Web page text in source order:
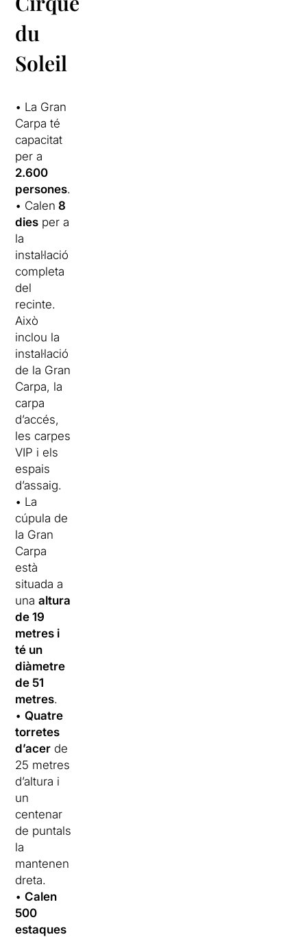
du
Soleil
• La Gran
Carpa té
capacitat
per a
2.600
persones.
• Calen 8
dies per a
la
instal·lació
completa
del
recinte.
Això
inclou la
instal·lació
de la Gran
Carpa, la
carpa
d’accés,
les carpes
VIP i els
espais
d’assaig.
• La
cúpula de
la Gran
Carpa
està
situada a
unaaltura
de 19
metres i
té un
diàmetre
de 51
metres.
•Quatre
torretes
d’acer de
25 metres
d’altura i
un
centenar
de puntals
la
mantenen
dreta.
•Calen
500
estaques